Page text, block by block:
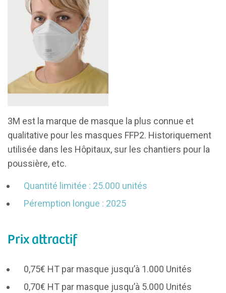
3M est la marque de masque la plus connue et
qualitative pour les masques FFP2. Historiquement
utilisée dans les Hôpitaux, sur les chantiers pour la
poussière, etc.
Quantité limitée : 25.000 unités
Péremption longue : 2025
Prix attractif
0,75€ HT par masque jusqu’à 1.000 Unités
0,70€ HT par masque jusqu’à 5.000 Unités